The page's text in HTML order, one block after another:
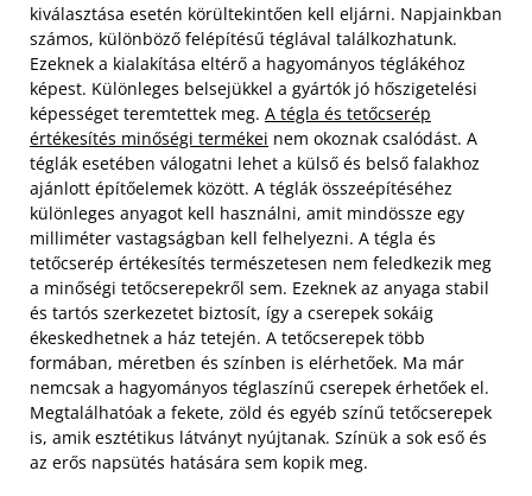
kiválasztása esetén körültekintően kell eljárni. Napjainkban
számos, különböző felépítésű téglával találkozhatunk.
Ezeknek a kialakítása eltérő a hagyományos téglákéhoz
képest. Különleges belsejükkel a gyártók jó hőszigetelési
képességet teremtettek meg. A tégla és tetőcserép
értékesítés minőségi termékei nem okoznak csalódást. A
téglák esetében válogatni lehet a külső és belső falakhoz
ajánlott építőelemek között. A téglák összeépítéséhez
különleges anyagot kell használni, amit mindössze egy
milliméter vastagságban kell felhelyezni. A tégla és
tetőcserép értékesítés természetesen nem feledkezik meg
a minőségi tetőcserepekről sem. Ezeknek az anyaga stabil
és tartós szerkezetet biztosít, így a cserepek sokáig
ékeskedhetnek a ház tetején. A tetőcserepek több
formában, méretben és színben is elérhetőek. Ma már
nemcsak a hagyományos téglaszínű cserepek érhetőek el.
Megtalálhatóak a fekete, zöld és egyéb színű tetőcserepek
is, amik esztétikus látványt nyújtanak. Színük a sok eső és
az erős napsütés hatására sem kopik meg.